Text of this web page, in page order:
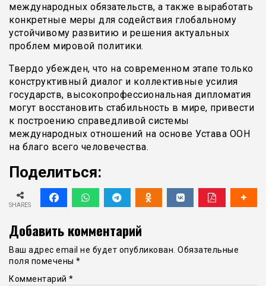
международных обязательств, а также выработать
конкретные меры для содействия глобальному
устойчивому развитию и решения актуальных
проблем мировой политики.
Твердо убежден, что на современном этапе только
конструктивный диалог и коллективные усилия
государств, высокопрофессиональная дипломатия
могут восстановить стабильность в мире, привести
к построению справедливой системы
международных отношений на основе Устава ООН
на благо всего человечества.
Поделиться:
SHARES
Добавить комментарий
Ваш адрес email не будет опубликован. Обязательные
поля помечены *
Комментарий *